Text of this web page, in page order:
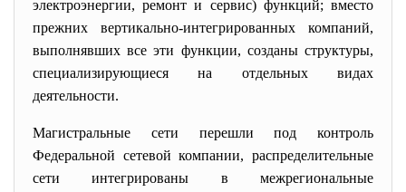
электроэнергии, ремонт и сервис) функций; вместо
прежних вертикально-интегрированных компаний,
выполнявших все эти функции, созданы структуры,
специализирующиеся на отдельных видах
деятельности.
Магистральные сети перешли под контроль
Федеральной сетевой компании, распределительные
сети интегрированы в межрегиональные